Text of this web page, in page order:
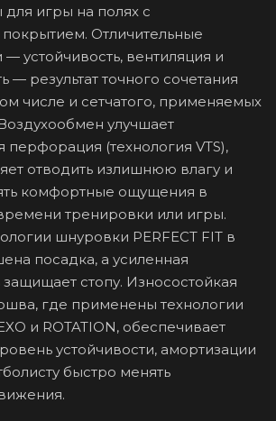
игры на полях с
Отличительные
— устойчивость, вентиляция и
— результат точного сочетания
числе и сетчатого, применяемых
улучшает
перфорация (технология VTS),
отводить излишнюю влагу и
комфортные ощущения в
тренировки или игры.
шнуровки PERFECT FIT в
посадка, а усиленная
защищает стопу. Износостойкая
где применены технологии
и ROTATION, обеспечивает
устойчивости, амортизации
быстро менять